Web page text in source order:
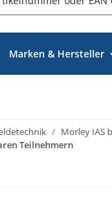
Marken & Hersteller
Morley IAS
Teilnehmern